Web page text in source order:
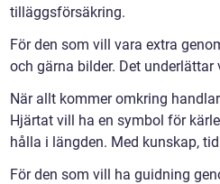
tilläggsförsäkring.
För den som vill vara extra
och gärna bilder. Det
När allt kommer omkring
Hjärtat vill ha en symbol för
hålla i längden. Med kunskap,
För den som vill ha guidning